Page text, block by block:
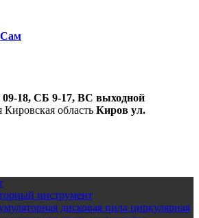
Сам
18, СБ 9-17, ВС выходной
Кировская область Киров ул.
инструмент
дисковая пила циркулярная